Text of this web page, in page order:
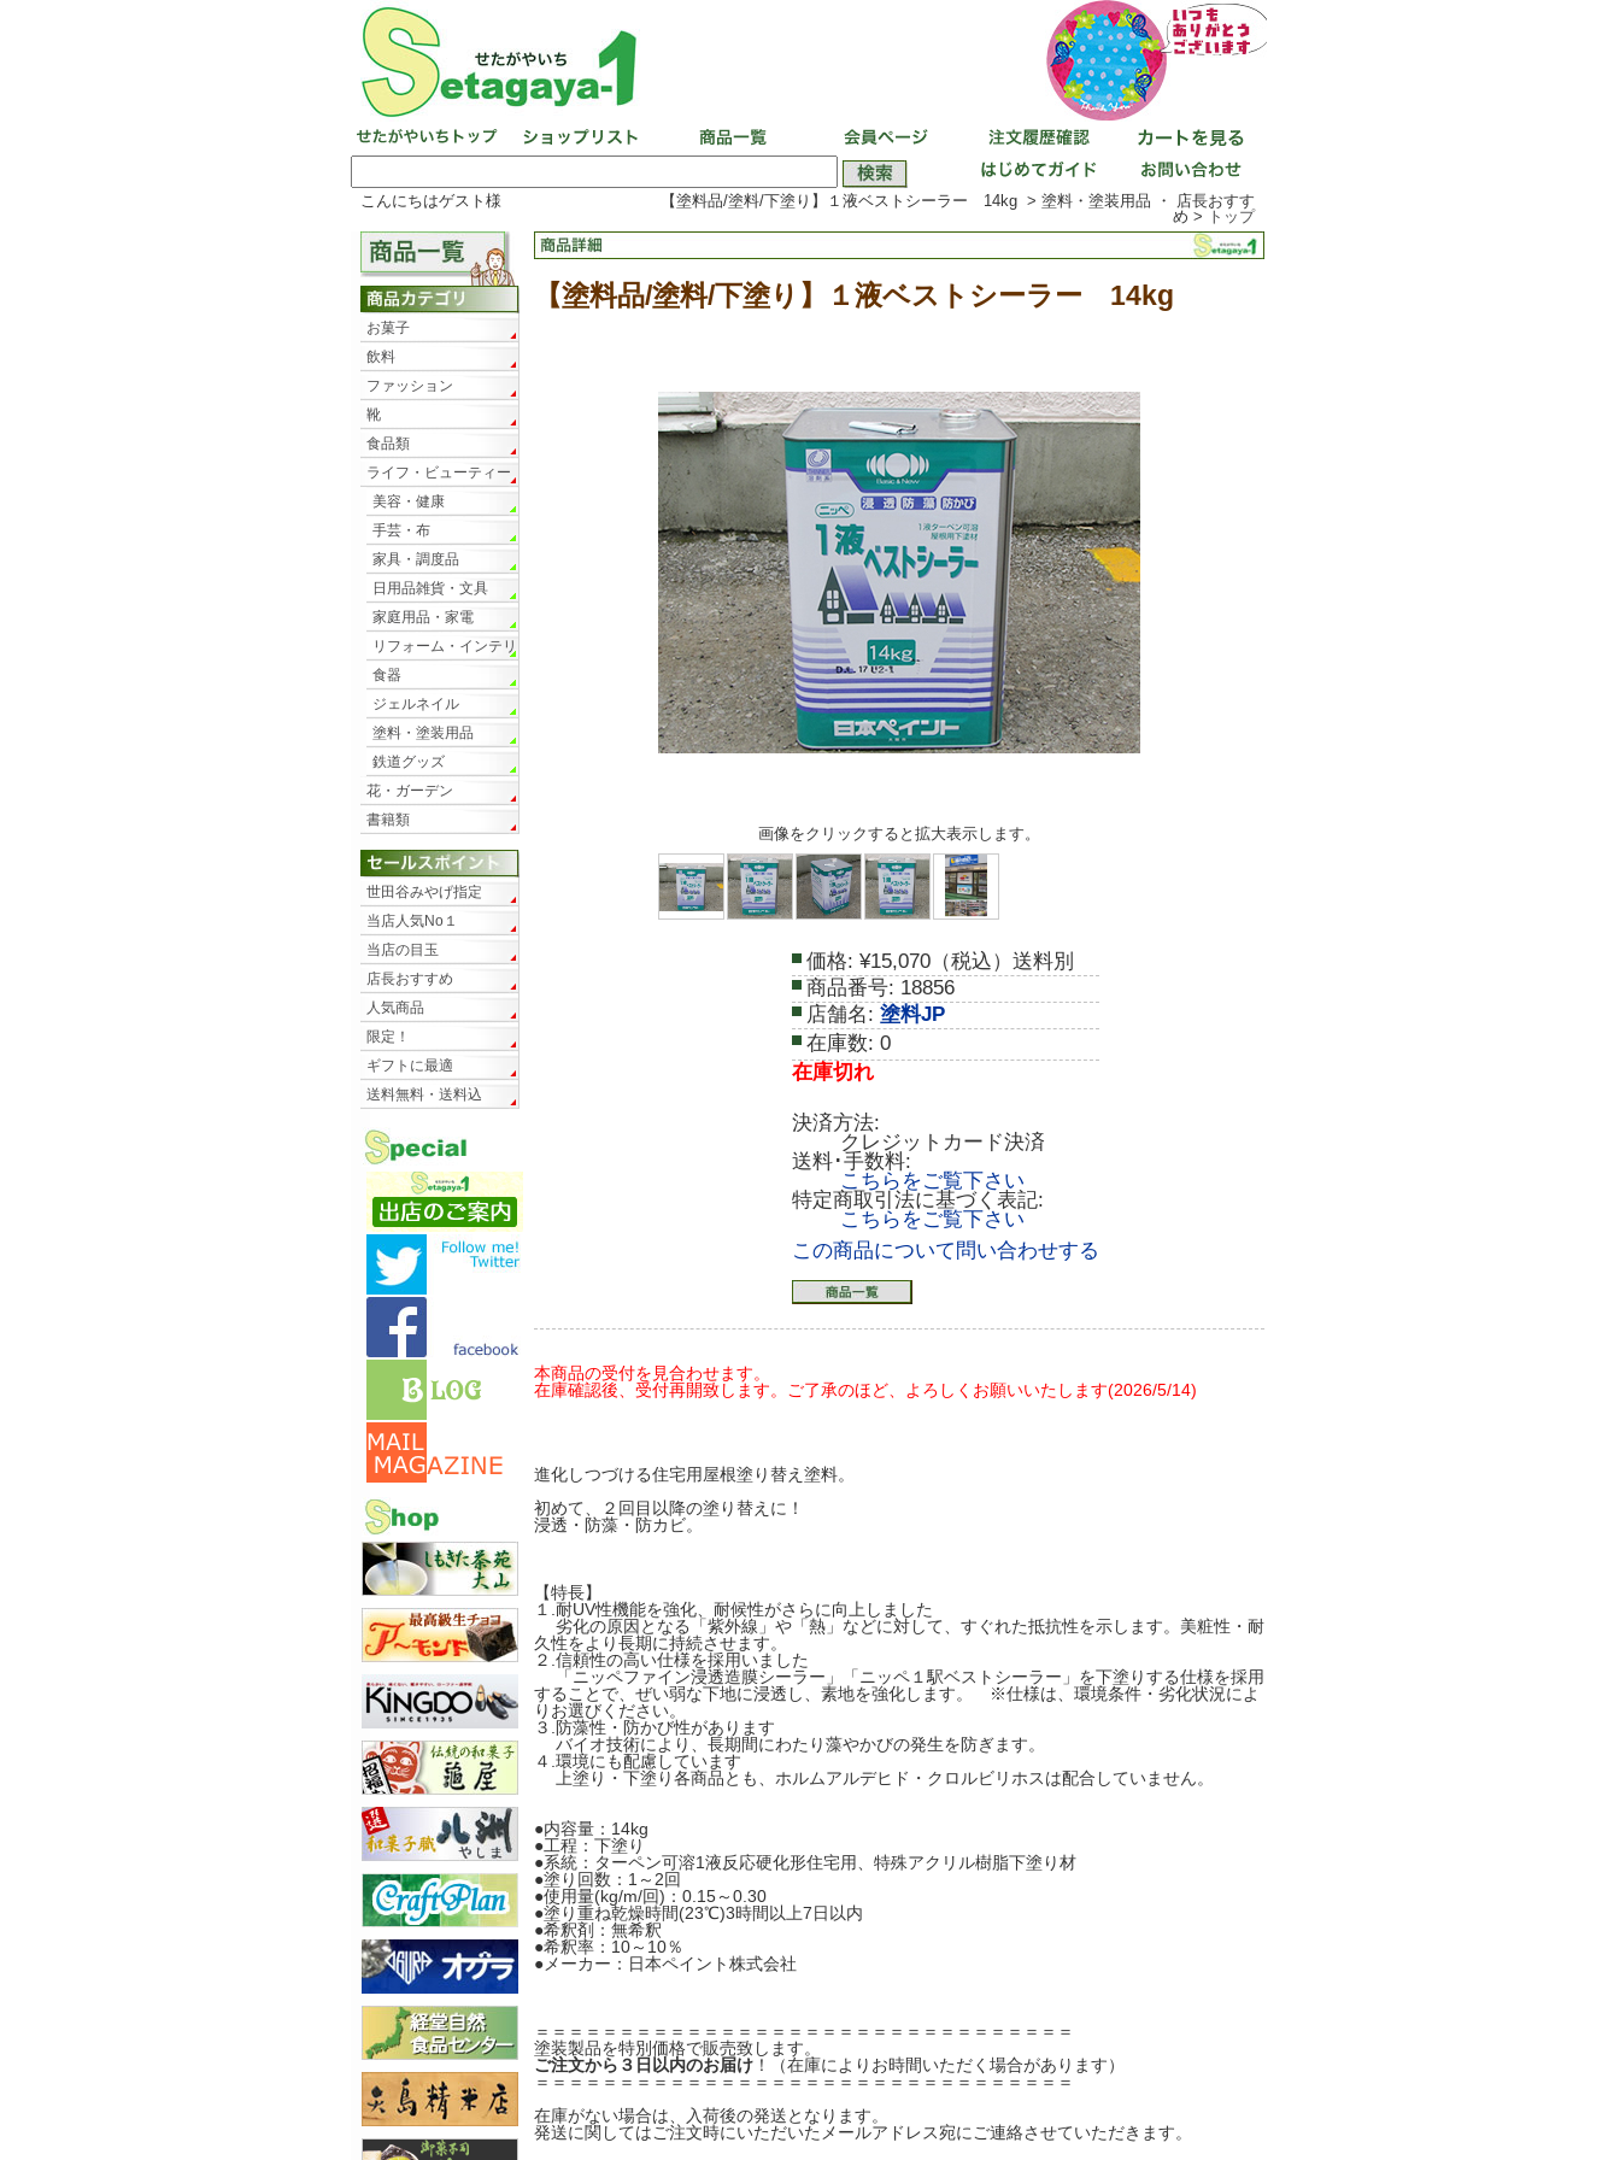
こんにちはゲスト様
【塗料品/塗料/下塗り】１液ベストシーラー 14kg > 塗料・塗装用品 ・ 店長おすす
め > トップ
【塗料品/塗料/下塗り】１液ベストシーラー 14kg
画像をクリックすると拡大表示します。
価格: ¥15,070（税込）送料別
商品番号: 18856
店舗名: 塗料JP
在庫数: 0
在庫切れ
決済方法:
クレジットカード決済
送料･手数料:
こちらをご覧下さい
特定商取引法に基づく表記:
こちらをご覧下さい
この商品について問い合わせする
本商品の受付を見合わせます。
在庫確認後、受付再開致します。ご了承のほど、よろしくお願いいたします(2026/5/14)
進化しつづける住宅用屋根塗り替え塗料。
初めて、２回目以降の塗り替えに！
浸透・防藻・防カビ。
【特長】
１.耐UV性機能を強化、耐候性がさらに向上しました
劣化の原因となる「紫外線」や「熱」などに対して、すぐれた抵抗性を示します。美粧性・耐
久性をより長期に持続させます。
２.信頼性の高い仕様を採用いました
「ニッペファイン浸透造膜シーラー」「ニッペ１駅ベストシーラー」を下塗りする仕様を採用
することで、ぜい弱な下地に浸透し、素地を強化します。 ※仕様は、環境条件・劣化状況によ
りお選びください。
３.防藻性・防かび性があります
バイオ技術により、長期間にわたり藻やかびの発生を防ぎます。
４.環境にも配慮しています
上塗り・下塗り各商品とも、ホルムアルデヒド・クロルビリホスは配合していません。
●内容量：14kg
●工程：下塗り
●系統：ターペン可溶1液反応硬化形住宅用、特殊アクリル樹脂下塗り材
●塗り回数：1～2回
●使用量(kg/m/回)：0.15～0.30
●塗り重ね乾燥時間(23℃)3時間以上7日以内
●希釈剤：無希釈
●希釈率：10～10％
●メーカー：日本ペイント株式会社
＝＝＝＝＝＝＝＝＝＝＝＝＝＝＝＝＝＝＝＝＝＝＝＝＝＝＝＝＝＝＝＝
塗装製品を特別価格で販売致します。
ご注文から３日以内のお届け！（在庫によりお時間いただく場合があります）
＝＝＝＝＝＝＝＝＝＝＝＝＝＝＝＝＝＝＝＝＝＝＝＝＝＝＝＝＝＝＝＝
在庫がない場合は、入荷後の発送となります。
発送に関してはご注文時にいただいたメールアドレス宛にご連絡させていただきます。
お菓子
飲料
ファッション
靴
食品類
ライフ・ビューティー
美容・健康
手芸・布
家具・調度品
日用品雑貨・文具
家庭用品・家電
リフォーム・インテリ
ア
食器
ジェルネイル
塗料・塗装用品
鉄道グッズ
花・ガーデン
書籍類
世田谷みやげ指定
当店人気No１
当店の目玉
店長おすすめ
人気商品
限定！
ギフトに最適
送料無料・送料込